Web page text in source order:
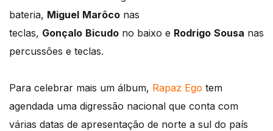
bateria, Miguel Marôco nas
teclas, Gonçalo Bicudo no baixo e Rodrigo Sousa nas
percussões e teclas.
Para celebrar mais um álbum, Rapaz Ego tem
agendada uma digressão nacional que conta com
várias datas de apresentação de norte a sul do país